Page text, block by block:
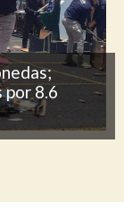
8.6